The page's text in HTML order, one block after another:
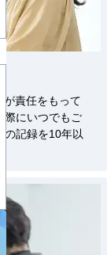
責任をもって
際にいつでもご
記録を10年以